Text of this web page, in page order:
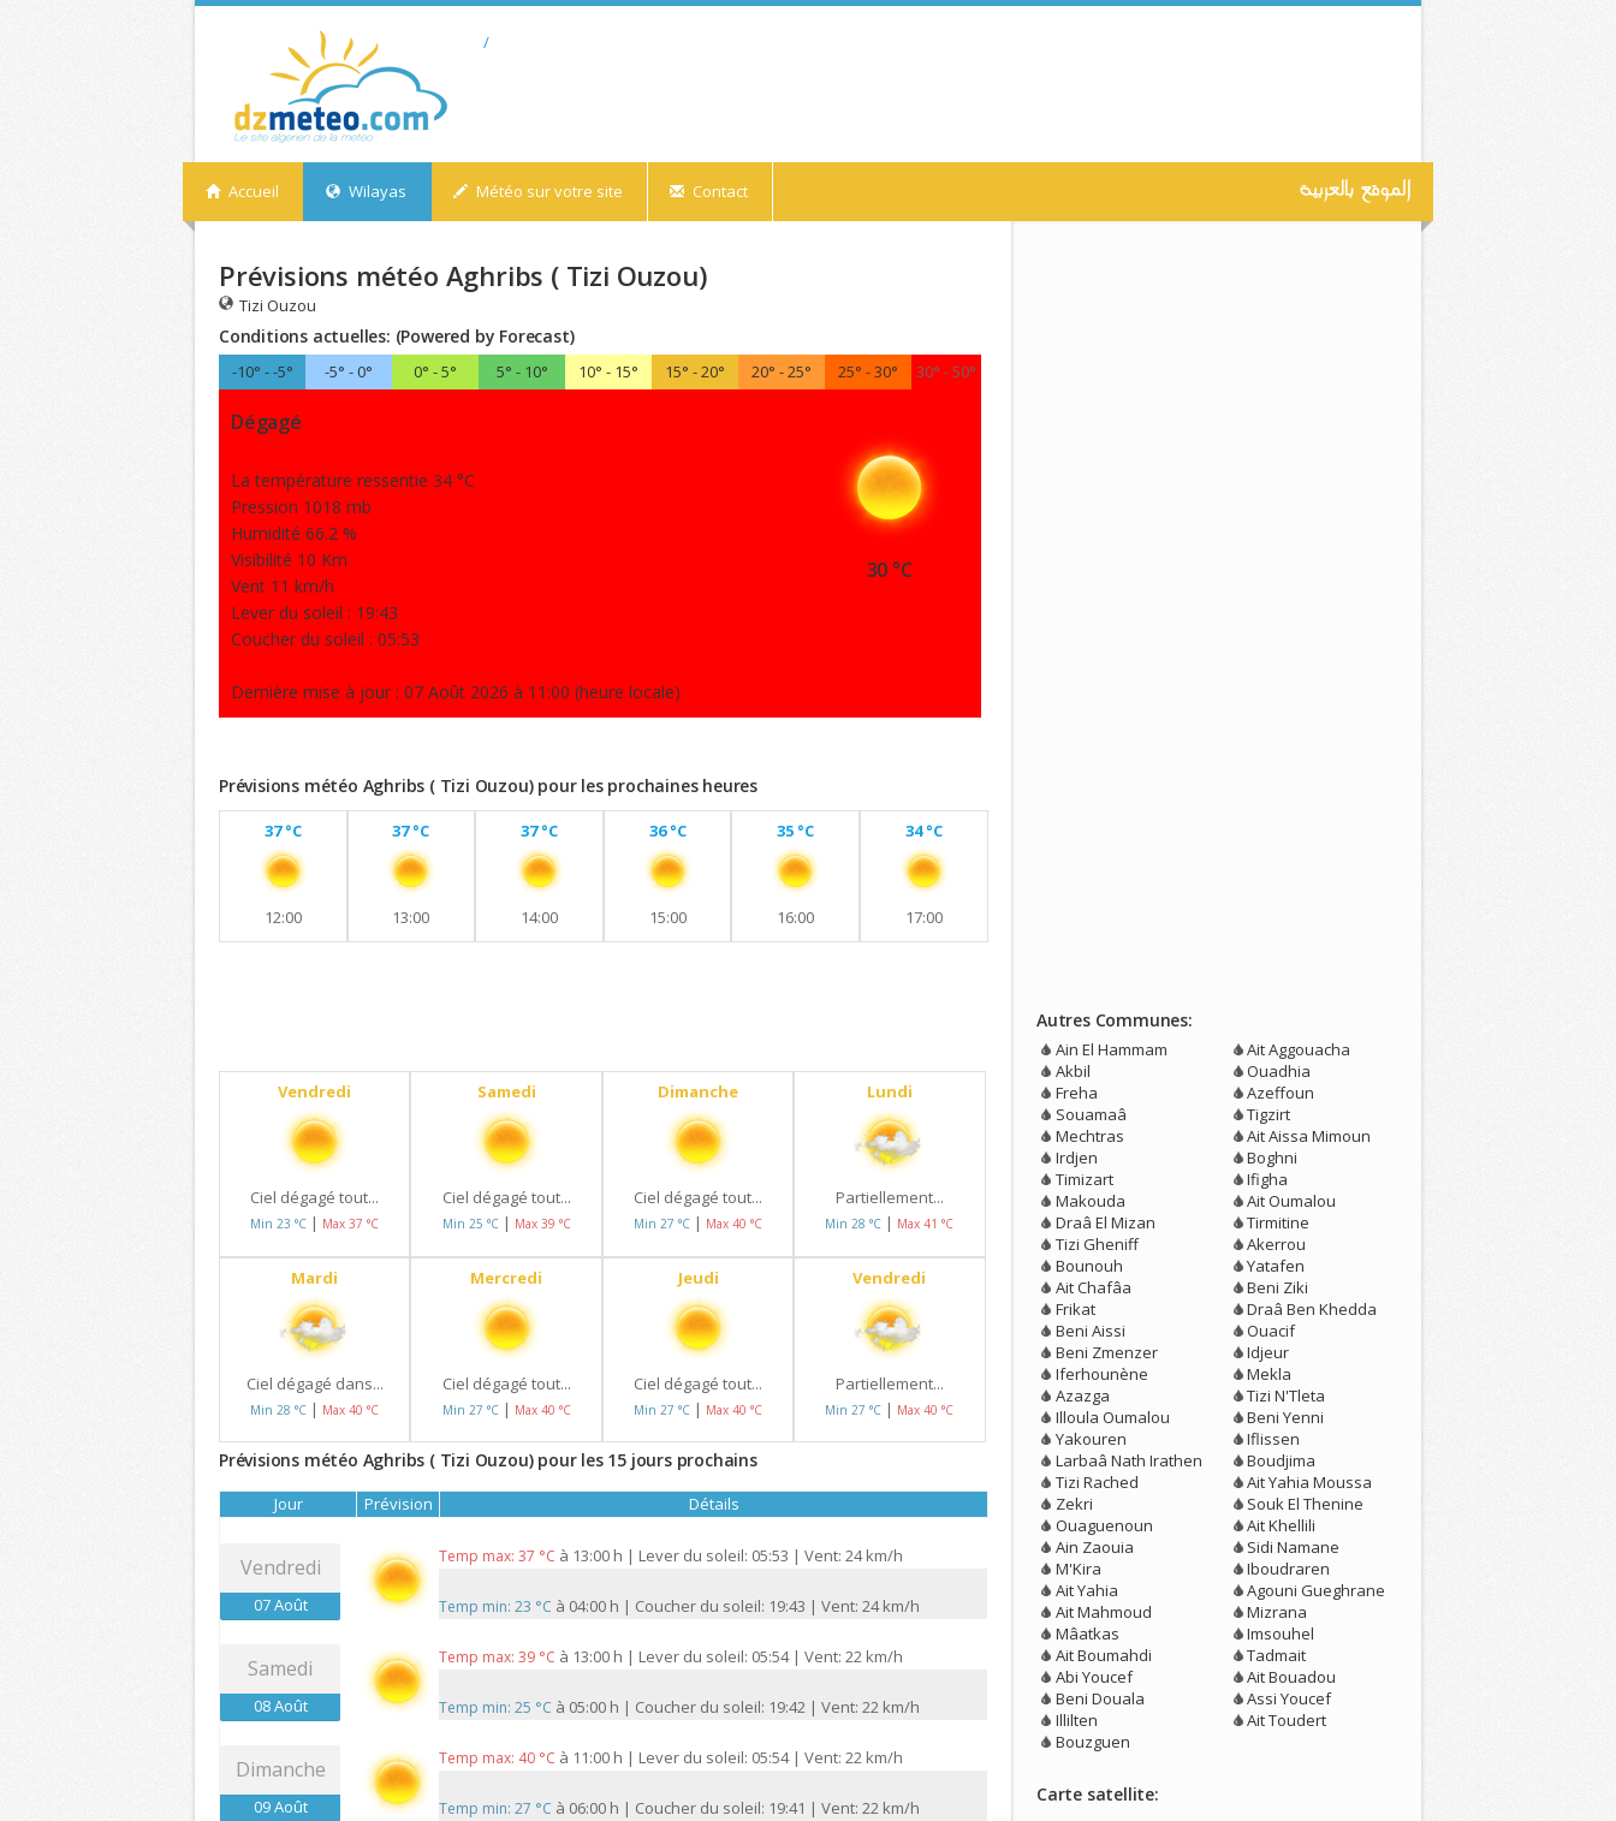
/
Accueil Wilayas Météo sur votre site Contact
Prévisions météo Aghribs ( Tizi Ouzou)
Tizi Ouzou
Conditions actuelles: (Powered by Forecast)
-10° - -5° -5° - 0° 0° - 5° 5° - 10° 10° - 15° 15° - 20° 20° - 25° 25° - 30° 30° - 50°
Dégagé
La température ressentie 34 °C
Pression 1018 mb
Humidité 66.2 %
Visibilité 10 Km
Vent 11 km/h
Lever du soleil : 19:43
Coucher du soleil : 05:53
Dernière mise à jour : 07 Août 2026 à 11:00 (heure locale)
30 °C
Prévisions météo Aghribs ( Tizi Ouzou) pour les prochaines heures
37 °C
12:00
37 °C
13:00
37 °C
14:00
36 °C
15:00
35 °C
16:00
34 °C
17:00
Vendredi
Ciel dégagé tout...
Min 23 °C | Max 37 °C
Samedi
Ciel dégagé tout...
Min 25 °C | Max 39 °C
Dimanche
Ciel dégagé tout...
Min 27 °C | Max 40 °C
Lundi
Partiellement...
Min 28 °C | Max 41 °C
Mardi
Ciel dégagé dans...
Min 28 °C | Max 40 °C
Mercredi
Ciel dégagé tout...
Min 27 °C | Max 40 °C
Jeudi
Ciel dégagé tout...
Min 27 °C | Max 40 °C
Vendredi
Partiellement...
Min 27 °C | Max 40 °C
Prévisions météo Aghribs ( Tizi Ouzou) pour les 15 jours prochains
Jour Prévision Détails
Vendredi
07 Août
Temp max: 37 °C à 13:00 h | Lever du soleil: 05:53 | Vent: 24 km/h
Temp min: 23 °C à 04:00 h | Coucher du soleil: 19:43 | Vent: 24 km/h
Samedi
08 Août
Temp max: 39 °C à 13:00 h | Lever du soleil: 05:54 | Vent: 22 km/h
Temp min: 25 °C à 05:00 h | Coucher du soleil: 19:42 | Vent: 22 km/h
Dimanche
09 Août
Temp max: 40 °C à 11:00 h | Lever du soleil: 05:54 | Vent: 22 km/h
Temp min: 27 °C à 06:00 h | Coucher du soleil: 19:41 | Vent: 22 km/h
Autres Communes:
Ain El Hammam
Akbil
Freha
Souamaâ
Mechtras
Irdjen
Timizart
Makouda
Draâ El Mizan
Tizi Gheniff
Bounouh
Ait Chafâa
Frikat
Beni Aissi
Beni Zmenzer
Iferhounène
Azazga
Illoula Oumalou
Yakouren
Larbaâ Nath Irathen
Tizi Rached
Zekri
Ouaguenoun
Ain Zaouia
M'Kira
Ait Yahia
Ait Mahmoud
Mâatkas
Ait Boumahdi
Abi Youcef
Beni Douala
Illilten
Bouzguen
Ait Aggouacha
Ouadhia
Azeffoun
Tigzirt
Ait Aissa Mimoun
Boghni
Ifigha
Ait Oumalou
Tirmitine
Akerrou
Yatafen
Beni Ziki
Draâ Ben Khedda
Ouacif
Idjeur
Mekla
Tizi N'Tleta
Beni Yenni
Iflissen
Boudjima
Ait Yahia Moussa
Souk El Thenine
Ait Khellili
Sidi Namane
Iboudraren
Agouni Gueghrane
Mizrana
Imsouhel
Tadmait
Ait Bouadou
Assi Youcef
Ait Toudert
Carte satellite: